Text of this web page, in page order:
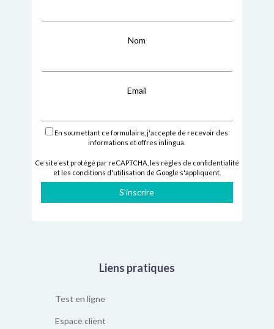
Nom
Email
En soumettant ce formulaire, j'accepte de recevoir des
informations et offres inlingua.
Ce site est protégé par reCAPTCHA, les règles de confidentialité
etles conditions d'utilisation de Google s'appliquent.
S'inscrire
Liens pratiques
Test en ligne
Espace client